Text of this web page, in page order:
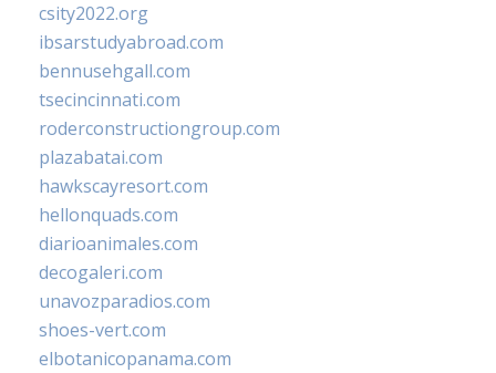
csity2022.org
ibsarstudyabroad.com
bennusehgall.com
tsecincinnati.com
roderconstructiongroup.com
plazabatai.com
hawkscayresort.com
hellonquads.com
diarioanimales.com
decogaleri.com
unavozparadios.com
shoes-vert.com
elbotanicopanama.com